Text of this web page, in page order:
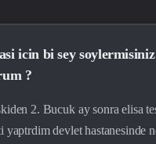
icin bi sey
?
2. Bucuk ay sonra elisa
yaptrdim devlet hastanesinde